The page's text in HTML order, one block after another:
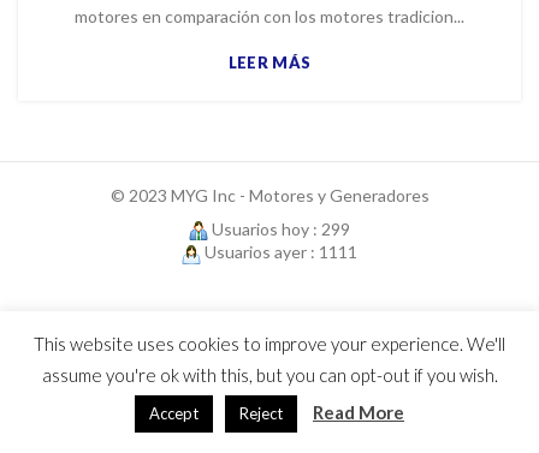
motores en comparación con los motores tradicion...
LEER MÁS
© 2023 MYG Inc - Motores y Generadores
Usuarios hoy : 299
Usuarios ayer : 1111
This website uses cookies to improve your experience. We'll
assume you're ok with this, but you can opt-out if you wish.
Accept Reject Read More